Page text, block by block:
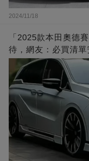
2024/11/18
「2025款本田奧德
待，網友：必買清單